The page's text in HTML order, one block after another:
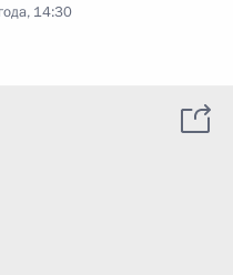
14:30